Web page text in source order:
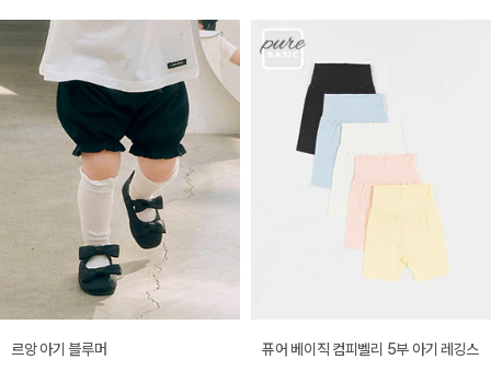
르앙 아기 블루머 퓨어 베이직 컴피벨리 5부 아기 레깅스